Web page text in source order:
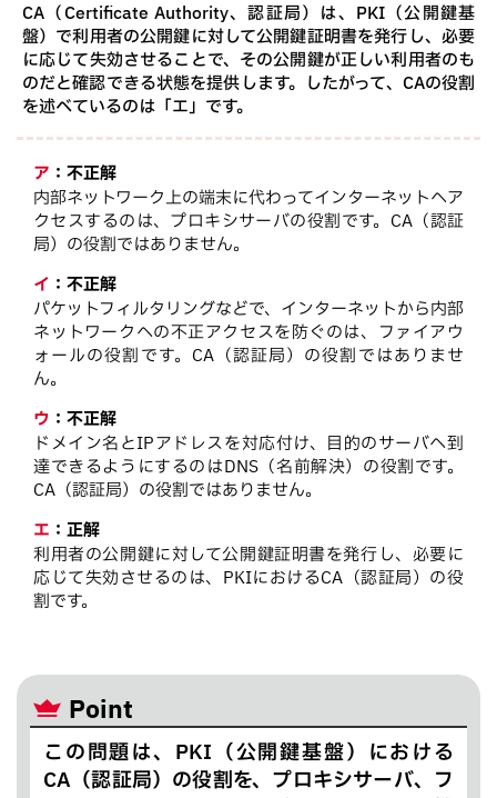
CA（Certificate Authority、認証局）は、PKI（公開鍵基
盤）で利用者の公開鍵に対して公開鍵証明書を発行し、必要
に応じて失効させることで、その公開鍵が正しい利用者のも
のだと確認できる状態を提供します。したがって、CAの役割
を述べているのは「エ」です。
ア ： 不正解
内部ネットワーク上の端末に代わってインターネットへア
クセスするのは、プロキシサーバの役割です。CA（認証
局）の役割ではありません。
イ ： 不正解
パケットフィルタリングなどで、インターネットから内部
ネットワークへの不正アクセスを防ぐのは、ファイアウ
ォールの役割です。CA（認証局）の役割ではありませ
ん。
ウ ： 不正解
ドメイン名とIPアドレスを対応付け、目的のサーバへ到
達できるようにするのはDNS（名前解決）の役割です。
CA（認証局）の役割ではありません。
エ ： 正解
利用者の公開鍵に対して公開鍵証明書を発行し、必要に
応じて失効させるのは、PKIにおけるCA（認証局）の役
割です。
Point
この問題は、PKI（公開鍵基盤）における
CA（認証局）の役割を、プロキシサーバ、フ